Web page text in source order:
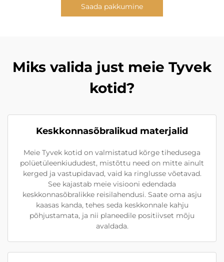
Saada pakkumine
Miks valida just meie Tyvek
kotid?
Keskkonnasõbralikud materjalid
Meie Tyvek kotid on valmistatud kõrge tihedusega
polüetüleenkiududest, mistõttu need on mitte ainult
kerged ja vastupidavad, vaid ka ringlusse võetavad.
See kajastab meie visiooni edendada
keskkonnasõbralikke reisilahendusi. Saate oma asju
kaasas kanda, tehes seda keskkonnale kahju
põhjustamata, ja nii planeedile positiivset mõju
avaldada.